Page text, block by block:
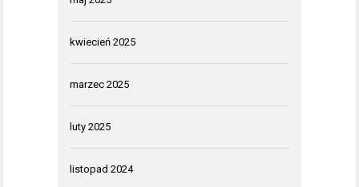
kwiecień 2025
marzec 2025
luty 2025
listopad 2024